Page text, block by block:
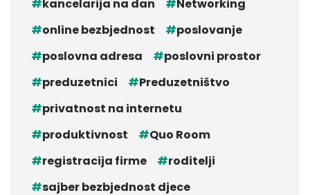
kancelarija na dan
Networking
online bezbjednost
poslovanje
poslovna adresa
poslovni prostor
preduzetnici
Preduzetništvo
privatnost na internetu
produktivnost
Quo Room
registracija firme
roditelji
sajber bezbjednost djece